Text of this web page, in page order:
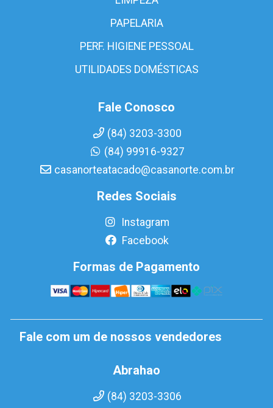
PAPELARIA
PERF. HIGIENE PESSOAL
UTILIDADES DOMÉSTICAS
Fale Conosco
(84) 3203-3300
(84) 99916-9327
casanorteatacado@casanorte.com.br
Redes Sociais
Instagram
Facebook
Formas de Pagamento
Fale com um de nossos vendedores
Abrahao
(84) 3203-3306